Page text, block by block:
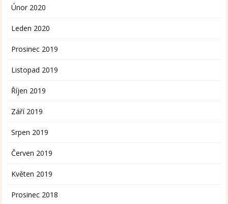
Únor 2020
Leden 2020
Prosinec 2019
Listopad 2019
Říjen 2019
Září 2019
Srpen 2019
Červen 2019
Květen 2019
Prosinec 2018